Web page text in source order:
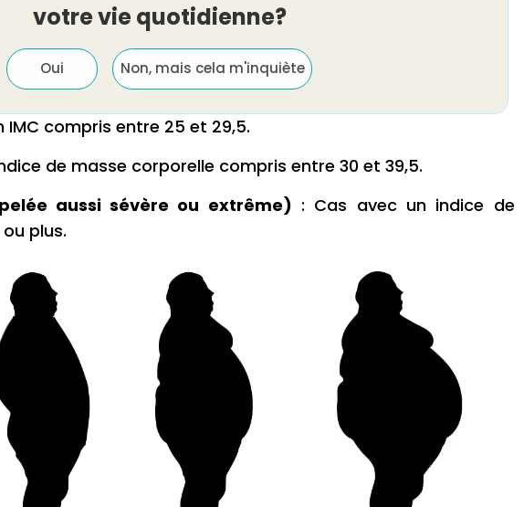
votre vie quotidienne?
Oui Non, mais cela m'inquiète
IMC compris entre 25 et 29,5.
de masse corporelle compris entre 30 et 39,5.
aussi sévère ou extrême) : Cas avec un indice de
plus.